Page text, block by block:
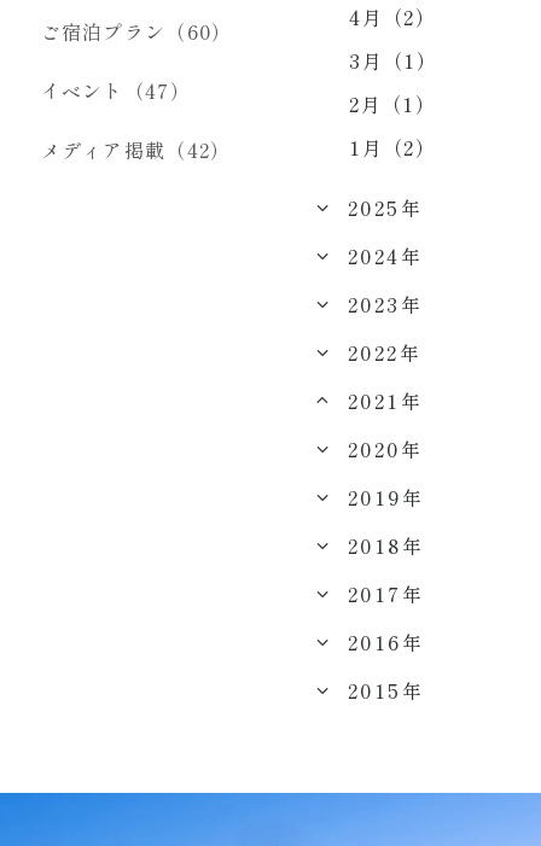
ご宿泊プラン（60）
イベント（47）
メディア掲載（42）
4月（2）
3月（1）
2月（1）
1月（2）
2025年
2024年
2023年
2022年
2021年
2020年
2019年
2018年
2017年
2016年
2015年